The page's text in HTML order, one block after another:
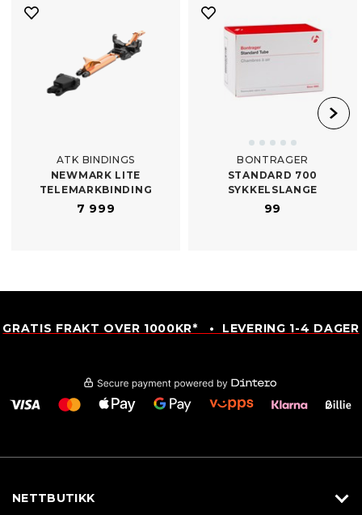
ATK BINDINGS
NEWMARK LITE
TELEMARKBINDING
7 999
BONTRAGER
STANDARD 700
SYKKELSLANGE
99
GRATIS FRAKT OVER 1000KR* • LEVERING 1-4 DAGER
NETTBUTIKK